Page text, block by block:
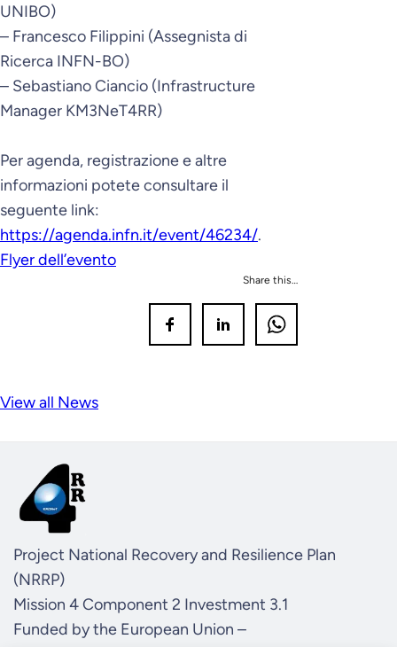
UNIBO)
– Francesco Filippini (Assegnista di
Ricerca INFN-BO)
– Sebastiano Ciancio (Infrastructure
Manager KM3NeT4RR)
Per agenda, registrazione e altre
informazioni potete consultare il
seguente link:
https://agenda.infn.it/event/46234/.
Flyer dell’evento
Share this…
View all News
Project National Recovery and Resilience Plan
(NRRP)
Mission 4 Component 2 Investment 3.1
Funded by the European Union –